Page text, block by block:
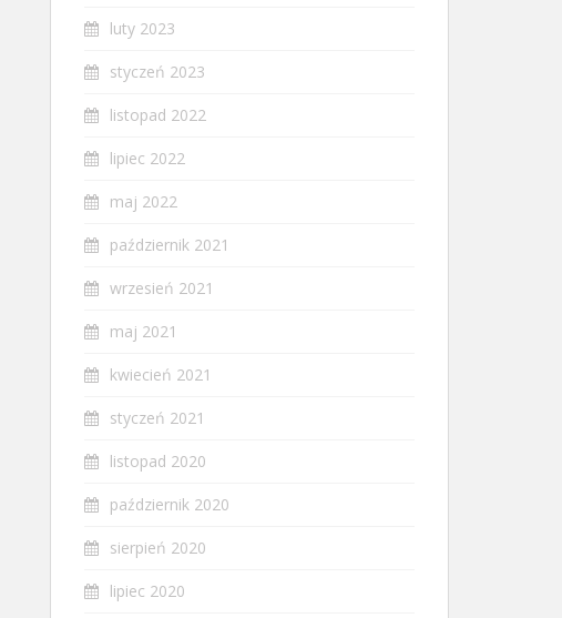
luty 2023
styczeń 2023
listopad 2022
lipiec 2022
maj 2022
październik 2021
wrzesień 2021
maj 2021
kwiecień 2021
styczeń 2021
listopad 2020
październik 2020
sierpień 2020
lipiec 2020